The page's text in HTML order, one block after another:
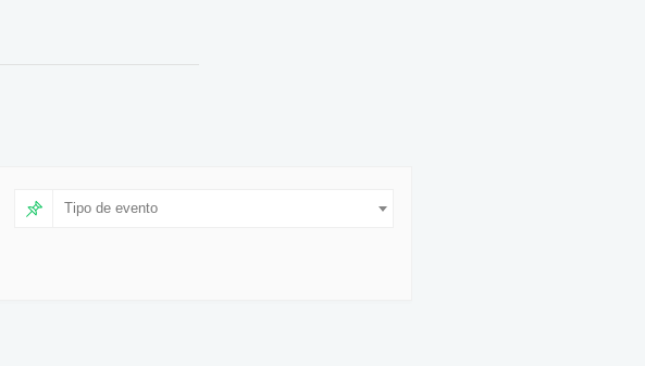
Tipo de evento